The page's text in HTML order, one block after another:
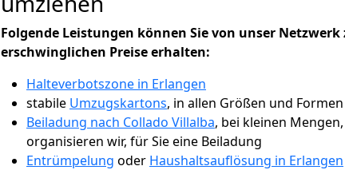
Folgende Leistungen können Sie von unser Netzwerk
erschwinglichen Preise erhalten:
Halteverbotszone in Erlangen
stabile Umzugskartons, in allen Größen und Formen
Beiladung nach Collado Villalba, bei kleinen Mengen,
organisieren wir, für Sie eine Beiladung
Entrümpelung oder Haushaltsauflösung in Erlangen